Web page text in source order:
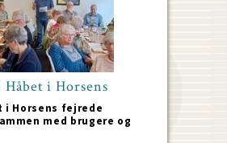
Håbet i Horsens
i Horsens fejrede
med brugere og